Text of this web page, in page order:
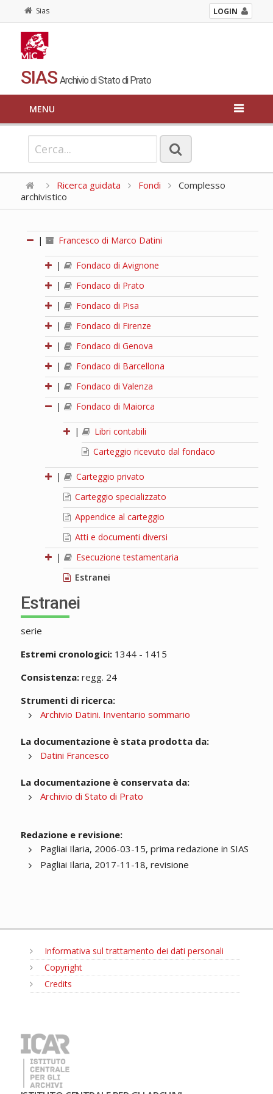
Sias LOGIN
SIAS Archivio di Stato di Prato
MENU
Ricerca guidata Fondi
Complesso
archivistico
| Francesco di Marco Datini
|
Fondaco di Avignone
|
Fondaco di Prato
|
Fondaco di Pisa
|
Fondaco di Firenze
|
Fondaco di Genova
|
Fondaco di Barcellona
|
Fondaco di Valenza
|
Fondaco di Maiorca
|
Libri contabili
Carteggio ricevuto dal fondaco
|
Carteggio privato
Carteggio specializzato
Appendice al carteggio
Atti e documenti diversi
|
Esecuzione testamentaria
Estranei
Estranei
serie
Estremi cronologici:1344 - 1415
Consistenza:regg. 24
Strumenti di ricerca:
Archivio Datini. Inventario sommario
La documentazione è stata prodotta da:
Datini Francesco
La documentazione è conservata da:
Archivio di Stato di Prato
Redazione e revisione:
Pagliai Ilaria, 2006-03-15, prima redazione in SIAS
Pagliai Ilaria, 2017-11-18, revisione
Informativa sul trattamento dei dati personali
Copyright
Credits